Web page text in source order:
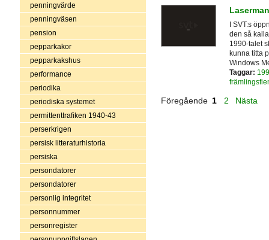
penningvärde
penningväsen
pension
pepparkakor
pepparkakshus
performance
periodika
periodiska systemet
permittenttrafiken 1940-43
perserkrigen
persisk litteraturhistoria
persiska
persondatorer
persondatorer
personlig integritet
personnummer
personregister
I SVT:s
den så
1990-talet
kunna titta
Windows
Taggar:
Föregående 1 2 Nästa